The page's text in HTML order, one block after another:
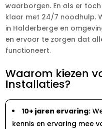
waarborgen. En als er
klaar met 24/7 noodhulp.
in Halderberge en
en ervoor te zorgen dat
functioneert.
Waarom kiezen
Installaties?
10+ jaren ervaring:
kennis en ervaring mee